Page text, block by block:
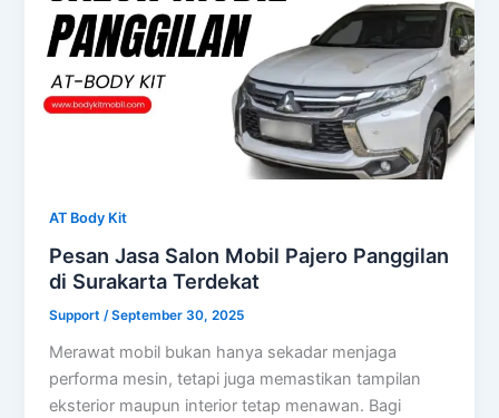
AT Body Kit
Pesan Jasa Salon Mobil Pajero Panggilan
di Surakarta Terdekat
Support/September 30, 2025
Merawat mobil bukan hanya sekadar menjaga
performa mesin, tetapi juga memastikan tampilan
eksterior maupun interior tetap menawan. Bagi